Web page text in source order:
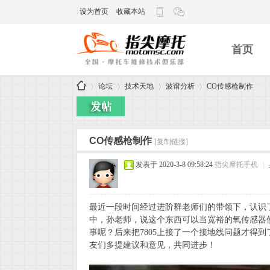
设为首页 收藏本站
首页
»
论坛
›
技术天地
›
波谱分析 CO传感枪制作
CO传感枪制作 [复制链接]
发表于 2020-3-8 09:58:24 指尖摩托手机
最近一段时间经过进阶群老师们的带领下，认
中，孙老师，说这个东西可以当宽裕的氧传感
事呢？后来把7805上接了一个接地线问题才得
友们多提建议和意见，共同进步！